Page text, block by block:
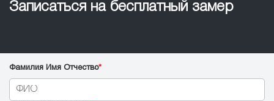
Записаться на бесплатный замер
Фамилия Имя Отчество*